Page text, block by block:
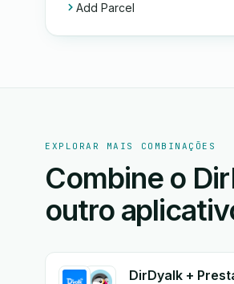
Add Parcel
EXPLORAR MAIS COMBINAÇÕES
Combine o
outro
DirDyalk +